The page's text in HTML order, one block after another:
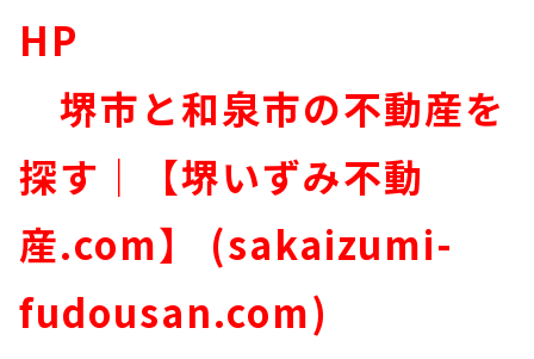
HP
堺市と和泉市の不動産を
探す｜【堺いずみ不動
産.com】 (sakaizumi-
fudousan.com)